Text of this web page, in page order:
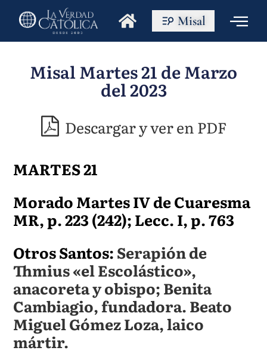
Misal
Misal Martes 21 de Marzo
del 2023
Descargar y ver en PDF
MARTES 21
Morado Martes IV de Cuaresma
MR, p. 223 (242); Lecc. I, p. 763
Otros Santos:Serapión de
Thmius «el Escolástico»,
anacoreta y obispo; Benita
Cambiagio, fundadora. Beato
Miguel Gómez Loza, laico
mártir.